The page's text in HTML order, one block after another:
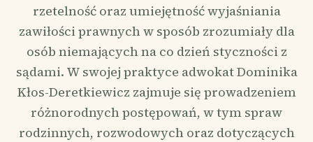
rzetelność oraz umiejętność wyjaśniania
zawiłości prawnych w sposób zrozumiały dla
osób niemających na co dzień styczności z
sądami. W swojej praktyce adwokat Dominika
Kłos-Deretkiewicz zajmuje się prowadzeniem
różnorodnych postępowań, w tym spraw
rodzinnych, rozwodowych oraz dotyczących